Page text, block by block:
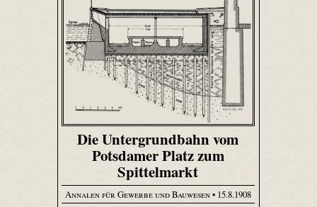
Die Untergrundbahn vom
Potsdamer Platz zum
Spittelmarkt
Annalen für Gewerbe und Bauwesen• 15.8.1908